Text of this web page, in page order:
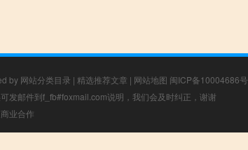
by 网站分类目录 | 精选推荐文章 | 网站地图 闽ICP备10004686号
发邮件到f_fb#foxmail.com说明，我们会及时纠正，谢谢
业合作